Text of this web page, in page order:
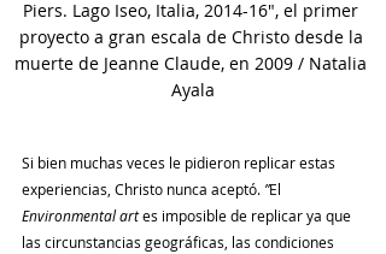
Piers. Lago Iseo, Italia, 2014-16", el primer
proyecto a gran escala de Christo desde la
muerte de Jeanne Claude, en 2009 / Natalia
Ayala
Si bien muchas veces le pidieron replicar estas
experiencias, Christo nunca aceptó. ”El
Environmental art es imposible de replicar ya que
las circunstancias geográficas, las condiciones